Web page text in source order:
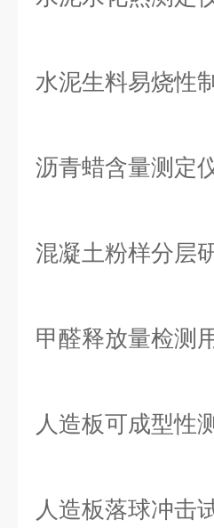
水泥生料易烧性
沥青蜡含量测定
混凝土粉样分层
甲醛释放量检测
人造板可成型性
人造板落球冲击